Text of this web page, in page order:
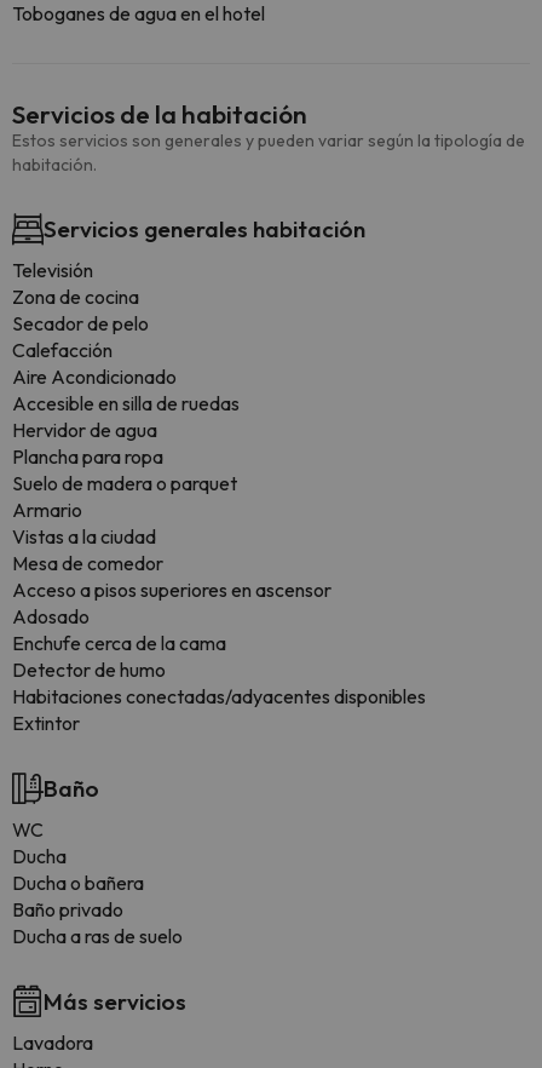
Toboganes de agua en el hotel
Servicios de la habitación
Estos servicios son generales y pueden variar según la tipología de
habitación.
Servicios generales habitación
Televisión
Zona de cocina
Secador de pelo
Calefacción
Aire Acondicionado
Accesible en silla de ruedas
Hervidor de agua
Plancha para ropa
Suelo de madera o parquet
Armario
Vistas a la ciudad
Mesa de comedor
Acceso a pisos superiores en ascensor
Adosado
Enchufe cerca de la cama
Detector de humo
Habitaciones conectadas/adyacentes disponibles
Extintor
Baño
WC
Ducha
Ducha o bañera
Baño privado
Ducha a ras de suelo
Más servicios
Lavadora